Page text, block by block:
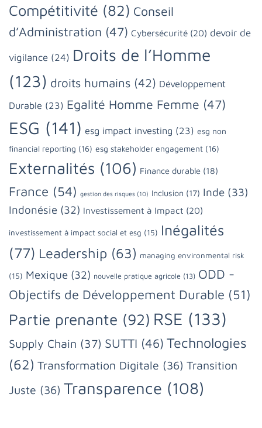
Compétitivité (82) Conseil
d’Administration (47) Cybersécurité (20) devoir de
vigilance (24) Droits de l’Homme
(123) droits humains (42) Développement
Durable (23) Egalité Homme Femme (47)
ESG (141) esg impact investing (23) esg non
financial reporting (16) esg stakeholder engagement (16)
Externalités (106) Finance durable (18)
France (54) gestion des risques (10) Inclusion (17) Inde (33)
Indonésie (32) Investissement à Impact (20)
investissement à impact social et esg (15) Inégalités
(77) Leadership (63) managing environmental risk
(15) Mexique (32) nouvelle pratique agricole (13) ODD -
Objectifs de Développement Durable (51)
Partie prenante (92) RSE (133)
Supply Chain (37) SUTTI (46) Technologies
(62) Transformation Digitale (36) Transition
Juste (36) Transparence (108)